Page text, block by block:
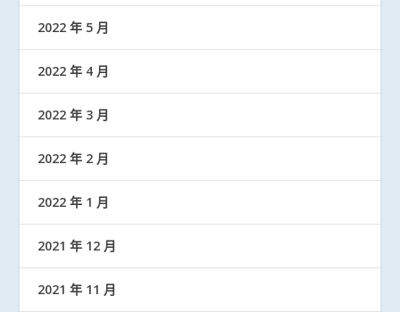
2022 年 5 月
2022 年 4 月
2022 年 3 月
2022 年 2 月
2022 年 1 月
2021 年 12 月
2021 年 11 月